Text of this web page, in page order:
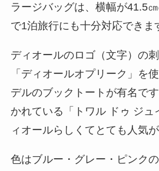
ラージバッグは、横幅が41.5
で1泊旅行にも十分対応できま
ディオールのロゴ（文字）の
「ディオールオプリーク」を
デルのブックトートが有名で
かれている「トワル ドゥ ジュ
ィオールらしくてとても人気が
色はブルー・グレー・ピンク